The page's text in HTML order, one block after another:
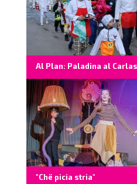
Al Plan: Paladina al
"Chë picia stria"